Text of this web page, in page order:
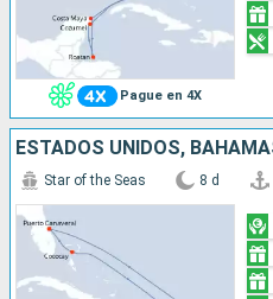
Pague en 4X
Star of the Seas 8 d